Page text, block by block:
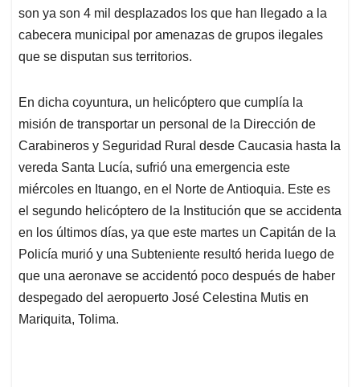
son ya son 4 mil desplazados los que han llegado a la
cabecera municipal por amenazas de grupos ilegales
que se disputan sus territorios.
En dicha coyuntura, un helicóptero que cumplía la
misión de transportar un personal de la Dirección de
Carabineros y Seguridad Rural desde Caucasia hasta la
vereda Santa Lucía, sufrió una emergencia este
miércoles en Ituango, en el Norte de Antioquia. Este es
el segundo helicóptero de la Institución que se accidenta
en los últimos días, ya que este martes un Capitán de la
Policía murió y una Subteniente resultó herida luego de
que una aeronave se accidentó poco después de haber
despegado del aeropuerto José Celestina Mutis en
Mariquita, Tolima.